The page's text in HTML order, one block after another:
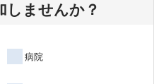
しませんか？
病院